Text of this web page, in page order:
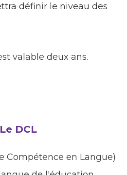
définir le niveau des
valable deux ans.
Le DCL
Compétence en Langue)